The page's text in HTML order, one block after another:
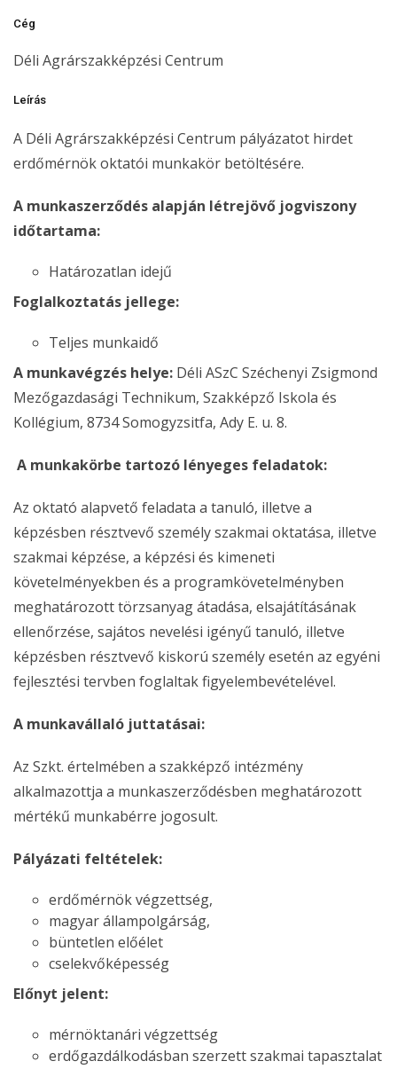
Cég
Déli Agrárszakképzési Centrum
Leírás
A Déli Agrárszakképzési Centrum pályázatot hirdet
erdőmérnök oktatói munkakör betöltésére.
A munkaszerződés alapján létrejövő jogviszony
időtartama:
Határozatlan idejű
Foglalkoztatás jellege:
Teljes munkaidő
A munkavégzés helye: Déli ASzC Széchenyi Zsigmond
Mezőgazdasági Technikum, Szakképző Iskola és
Kollégium, 8734 Somogyzsitfa, Ady E. u. 8.
A munkakörbe tartozó lényeges feladatok:
Az oktató alapvető feladata a tanuló, illetve a
képzésben résztvevő személy szakmai oktatása, illetve
szakmai képzése, a képzési és kimeneti
követelményekben és a programkövetelményben
meghatározott törzsanyag átadása, elsajátításának
ellenőrzése, sajátos nevelési igényű tanuló, illetve
képzésben résztvevő kiskorú személy esetén az egyéni
fejlesztési tervben foglaltak figyelembevételével.
A munkavállaló juttatásai:
Az Szkt. értelmében a szakképző intézmény
alkalmazottja a munkaszerződésben meghatározott
mértékű munkabérre jogosult.
Pályázati feltételek:
erdőmérnök végzettség,
magyar állampolgárság,
büntetlen előélet
cselekvőképesség
Előnyt jelent:
mérnöktanári végzettség
erdőgazdálkodásban szerzett szakmai tapasztalat